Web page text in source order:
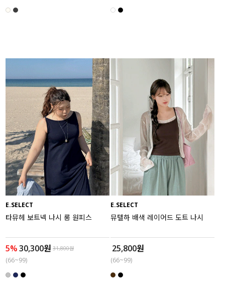
E.SELECT
타뮤헤 보트넥 나시 롱 원피스
5%30,300원 31,800원
(66~99)
E.SELECT
뮤텔하 배색 레이어드 도트 나시
25,800원
(66~99)